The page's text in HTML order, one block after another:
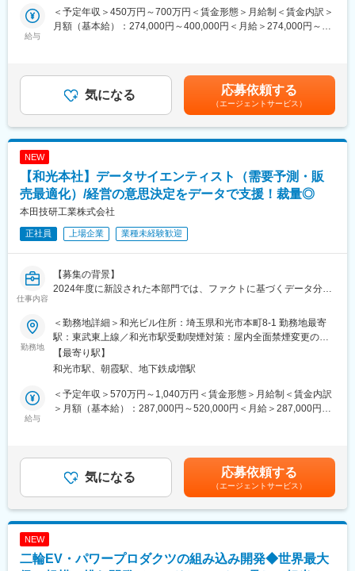
ています。
・入社後は、正社員共通研修を受けていただき、配属後はOJTで
■BOS1のサービス領域について：
官公庁、自治体、保険、物流等、様々な業界の大手企業がお客様
です。お客様企業の申込書や申請書について、チェックからデー
対応や新サービス開始にあたっても、全体業務の設計支援から運
変更の範囲：会社の定める業務
■業務内容
全国130万社越えの顧客数を誇る同社にて事務業務をご担当頂き
・電話応対、受発注業務
・契約書管理業務、請求回収業務
・保守関連業務、顧客登録業務、拠点業務スタッフ担当業務全般
11名
・営業部の母店ビルであり営業、エンジニア、業務スタッフ等、
総勢200名が在籍しています。
す。
・年齢関係なくコミュニケーションが活発で、相談しやすい職場
です。
■入社後の流れ
入社後はトレーナーを中心とした指導や社内研修等を通して、各
業務を習得いただきます。
価制度によってキャリアアップすることが可能です。
業界平均離職率が約14％の中で、同社は離職率が3％と低く、福
利厚生も充実しているので長期就業しやすい環境です。
■企業の魅力
お客様の年商規模別で売上構成をみると､小・中・大企業の割合が
給与
＜予定年収＞450万円～700万円＜賃金形態＞月給制＜賃金内訳＞
月額（基本給）：274,000円～400,000円＜月給＞274,000円～
て上下する可能性があります。月給(月額)は固定手当を含めた表記
です。 気になる 応募依頼する
（エージェントサービス）
NEW
【和光本社】データサイエンティスト（需要予測・販
売最適化）/経営の意思決定をデータで支援！裁量◎
本田技研工業株式会社
正社員 上場企業 業種未経験歓迎
仕事内容
【募集の背景】
2024年度に新設された本部門では、ファクトに基づくデータ分析
進しています。海外情勢の変化に伴い需給予測の重要性が増す
中、販売・生産・調達のデータを結合し、独自の最適化ソリュー
ションをアジャイル開発しています。今回はこの「デジタル生
販」改革をさらに加速させるための増員募集です。
【仕事内容】
「データ×マーケティング」で経営の舵取りを担う、需要予測・販
益最大化を牽引していただきます。従来の「モノ起点」の計画か
ら脱却し、販促施策の感度分析や経済指標を統合した「モノ×カ
ネ」の最適化モデルを構築し、経営層の意思決定をデータで支え
思決定支援AIの開発を推進します。多様な情報をもとにシナリオ
勤務地
＜勤務地詳細＞和光ビル住所：埼玉県和光市本町8-1 勤務地最寄
駅：東武東上線／和光市駅受動喫煙対策：屋内全面禁煙変更の範
囲：会社の定める事業所
【最寄り駅】
和光市駅、朝霞駅、地下鉄成増駅
給与
＜予定年収＞570万円～1,040万円＜賃金形態＞月給制＜賃金内訳
＞月額（基本給）：287,000円～520,000円＜月給＞287,000円～
（月給約36万円）・係長クラス 約960万円（月給約43万円）・
管理職 約1,230万円（月給約64万円）賃金はあくまでも目安の
金額であり、選考を通じて上下する可能性があります。月給(月額)
は固定手当を含めた表記です。
気になる 応募依頼する
（エージェントサービス）
NEW
二輪EV・パワープロダクツの組み込み開発◆世界最大